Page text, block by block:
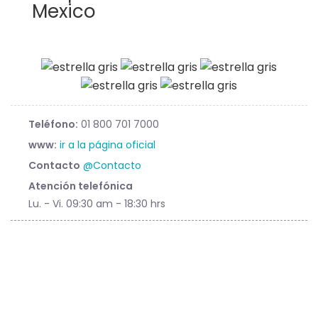
Mexico
Teléfono: 01 800 701 7000
www: ir a la página oficial
Contacto @Contacto
Atención telefónica
Lu. - Vi. 09:30 am - 18:30 hrs